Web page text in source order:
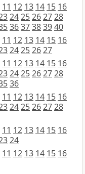
11 12 13 14 15 16
2425262728
3637383940
11 12 13 14 15 16
24252627
11 12 13 14 15 16
2425262728
36
11 12 13 14 15 16
2425262728
11 12 13 14 15 16
24
11 12 13 14 15 16